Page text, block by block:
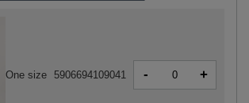
One size 5906694109041 - +